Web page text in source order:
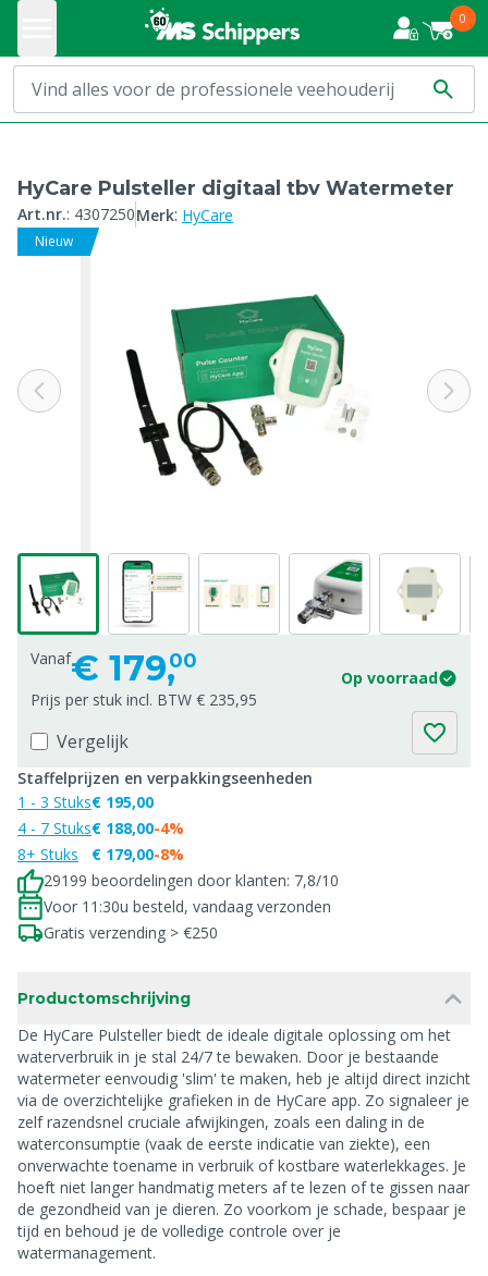
0
HyCare Pulsteller digitaal tbv Watermeter
Art.nr.: 4307250Merk: HyCare
Nieuw
Vanaf€ 179,00
Op voorraad
Prijs per stuk incl. BTW € 235,95
Vergelijk
Staffelprijzen en verpakkingseenheden
1 - 3 Stuks
4 - 7 Stuks
8+ Stuks
€ 195,00
€ 188,00
€ 179,00
-4%
-8%
29199 beoordelingen door klanten: 7,8/10
Voor 11:30u besteld, vandaag verzonden
Gratis verzending > €250
Productomschrijving
De HyCare Pulsteller biedt de ideale digitale oplossing om het
waterverbruik in je stal 24/7 te bewaken. Door je bestaande
watermeter eenvoudig 'slim' te maken, heb je altijd direct inzicht
via de overzichtelijke grafieken in de HyCare app. Zo signaleer je
zelf razendsnel cruciale afwijkingen, zoals een daling in de
waterconsumptie (vaak de eerste indicatie van ziekte), een
onverwachte toename in verbruik of kostbare waterlekkages. Je
hoeft niet langer handmatig meters af te lezen of te gissen naar
de gezondheid van je dieren. Zo voorkom je schade, bespaar je
tijd en behoud je de volledige controle over je
watermanagement.